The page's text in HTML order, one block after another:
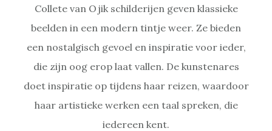
Collete van Ojik schilderijen geven klassieke
beelden in een modern tintje weer. Ze bieden
een nostalgisch gevoel en inspiratie voor ieder,
die zijn oog erop laat vallen. De kunstenares
doet inspiratie op tijdens haar reizen, waardoor
haar artistieke werken een taal spreken, die
iedereen kent.